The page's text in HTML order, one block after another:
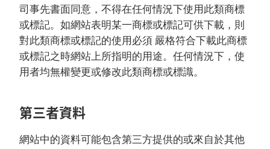
司事先書面同意，不得在任何情況下使用此類商標
或標記。如網站表明某一商標或標記可供下載，則
對此類商標或標記的使用必須 嚴格符合下載此商標
或標記之時網站上所指明的用途。任何情況下，使
用者均無權變更或修改此類商標或標識。
第三者資料
網站中的資料可能包含第三方提供的或來自於其他